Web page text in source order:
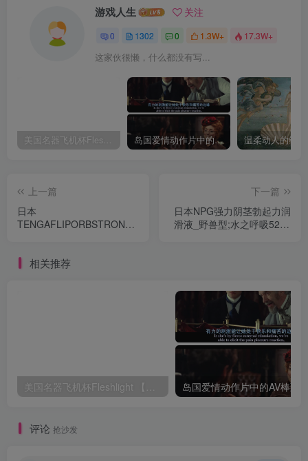
游戏人生 关注
0 1302 0 1.3W+ 17.3W+
这家伙很懒，什么都没有写...
美国名器飞机杯Fleshlight 【Quickshot-Vantage 双头飞机杯】完全评测 岛国爱情动作片中的AV棒到底有多猛？成人用品震动棒的发展史！
上一篇
日本
TENGAFLIPORBSTRONG
下一篇
日本NPG强力阴茎勃起力润
滑液_野兽型;水之呼吸5278
相关推荐
美国名器飞机杯Fleshlight 【Quickshot-Vantage 双头飞机杯】完全评测
评论 抢沙发